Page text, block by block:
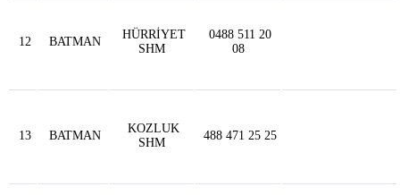
12 BATMAN
HÜRRİYET
SHM
0488 511 20
08
13 BATMAN
KOZLUK
SHM
488 471 25 25